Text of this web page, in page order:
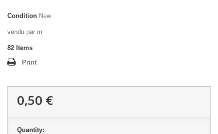
Condition New
vendu par m
82 Items
Print
0,50 €
Quantity: